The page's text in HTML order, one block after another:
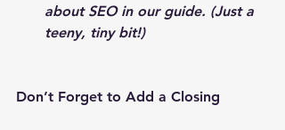
about SEO in our guide. (Just a
teeny, tiny bit!)
Don’t Forget to Add a Closing